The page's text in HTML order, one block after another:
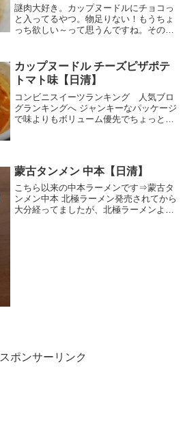
謎肉大好き。カップヌードルにチョコっ
と入ってるやつ。物足りない！もうちょ
っち欲しい～って思うんですね。その謎
丼・・・・ご飯かぁ～。ご飯もののカッ
プ食品って今一つそそられないんだ...
カップヌードル チーズピザポテ
トマト味【日清】
コンビニスイーツランキング 人気ブロ
グランキングへ ジャンキーなパッケージ
で味よりもボリューム優先でちょっとリ
蒙古タンメン 中本【日清】
こちら以来の中本ラーメンです⇒蒙古タ
ンメン中本 北極ラーメン発売されてから
大分経ってましたが、北極ラーメンより
スポンサーリンク